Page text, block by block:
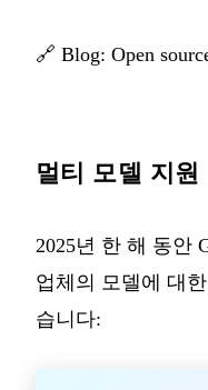
🔗 Blog: Open
멀티 모델 지원
2025년 한 해 동안
업체의 모델에 대
습니다: